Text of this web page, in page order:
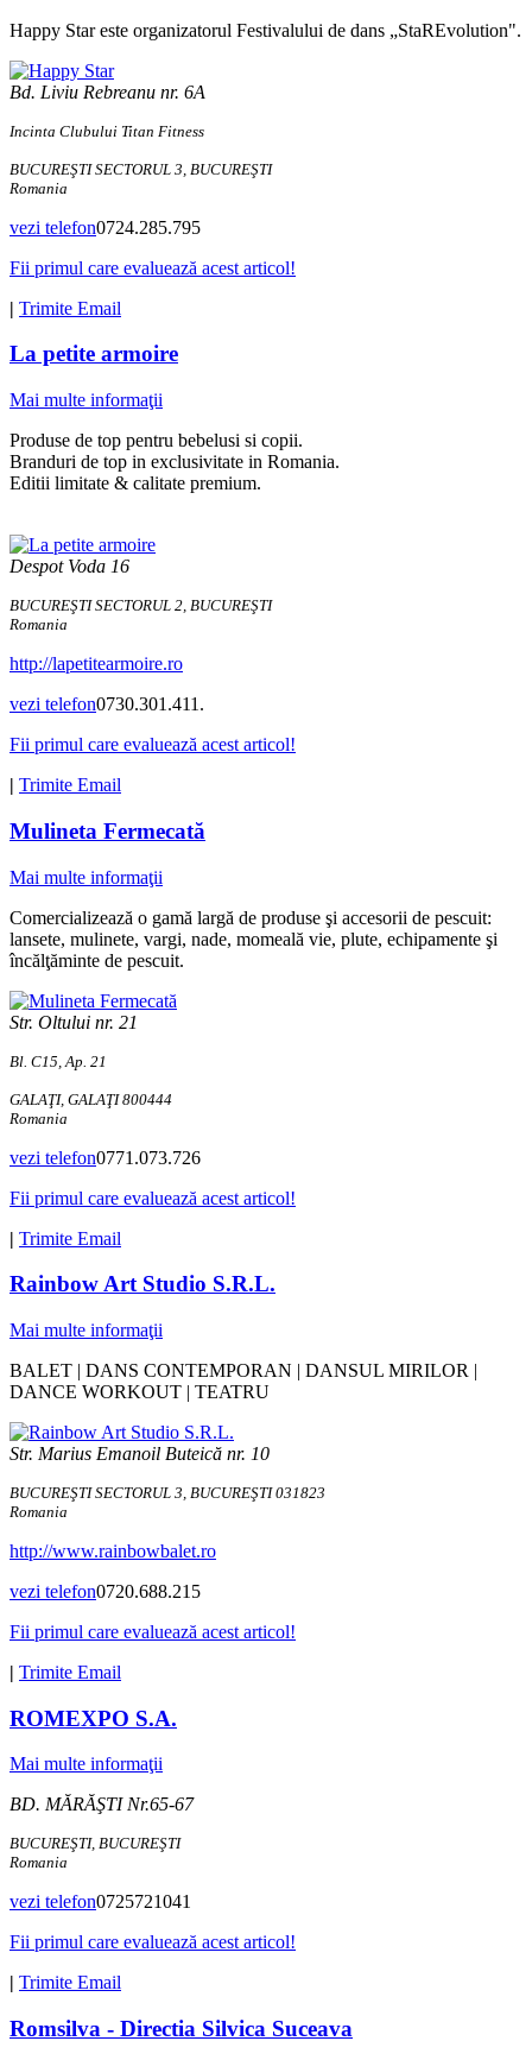
Happy Star este organizatorul Festivalului de dans „StaREvolution".
Bd. Liviu Rebreanu nr. 6A
Incinta Clubului Titan Fitness
BUCUREŞTI SECTORUL 3, BUCUREŞTI
Romania
vezi telefon0724.285.795
Fii primul care evaluează acest articol!
| Trimite Email
La petite armoire
Mai multe informaţii
Produse de top pentru bebelusi si copii.
Branduri de top in exclusivitate in Romania.
Editii limitate & calitate premium.
Despot Voda 16
BUCUREŞTI SECTORUL 2, BUCUREŞTI
Romania
http://lapetitearmoire.ro
vezi telefon0730.301.411.
Fii primul care evaluează acest articol!
| Trimite Email
Mulineta Fermecată
Mai multe informaţii
Comercializează o gamă largă de produse şi accesorii de pescuit:
lansete, mulinete, vargi, nade, momeală vie, plute, echipamente şi
încălţăminte de pescuit.
Str. Oltului nr. 21
Bl. C15, Ap. 21
GALAŢI, GALAŢI 800444
Romania
vezi telefon0771.073.726
Fii primul care evaluează acest articol!
| Trimite Email
Rainbow Art Studio S.R.L.
Mai multe informaţii
BALET | DANS CONTEMPORAN | DANSUL MIRILOR |
DANCE WORKOUT | TEATRU
Str. Marius Emanoil Buteică nr. 10
BUCUREŞTI SECTORUL 3, BUCUREŞTI 031823
Romania
http://www.rainbowbalet.ro
vezi telefon0720.688.215
Fii primul care evaluează acest articol!
| Trimite Email
ROMEXPO S.A.
Mai multe informaţii
BD. MĂRĂŞTI Nr.65-67
BUCUREŞTI, BUCUREŞTI
Romania
vezi telefon0725721041
Fii primul care evaluează acest articol!
Trimite Email
Romsilva - Directia Silvica Suceava